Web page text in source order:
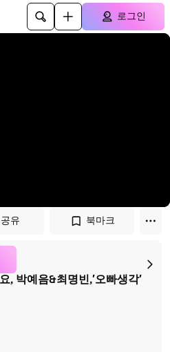
로그인
공유 북마크
, 박예음&최명빈,′오빠생각′